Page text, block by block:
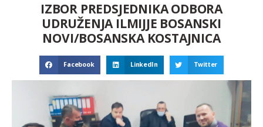
IZBOR PREDSJEDNIKA ODBORA
UDRUŽENJA ILMIJJE BOSANSKI
NOVI/BOSANSKA KOSTAJNICA
Facebook LinkedIn Twitter